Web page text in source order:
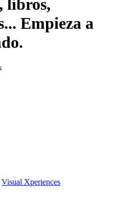
libros,
Empieza a
Visual Xperiences